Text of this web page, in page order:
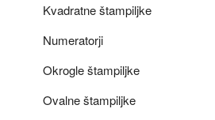
Kvadratne štampiljke
Numeratorji
Okrogle štampiljke
Ovalne štampiljke